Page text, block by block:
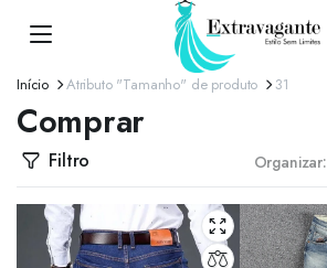
Início Atributo "Tamanho" de produto 31
Comprar
Filtro Organizar: